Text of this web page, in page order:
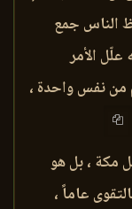
الناس جمع
علّل الأمر
من نفس واحدة ،
مكة ، بل هو
عاماً ،